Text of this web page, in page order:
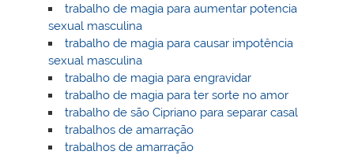
trabalho de magia para aumentar potencia
sexual masculina
trabalho de magia para causar impotência
sexual masculina
trabalho de magia para engravidar
trabalho de magia para ter sorte no amor
trabalho de são Cipriano para separar casal
trabalhos de amarração
trabalhos de amarração